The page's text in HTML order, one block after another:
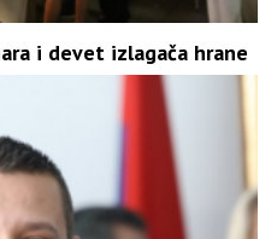
i devet izlagača hrane